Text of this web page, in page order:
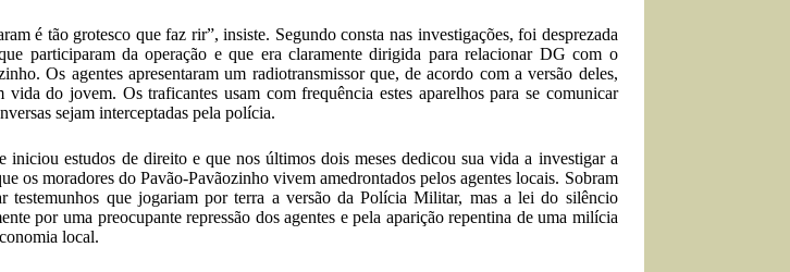
é tão grotesco que faz rir”, insiste. Segundo consta nas investigações, foi desprezada
participaram da operação e que era claramente dirigida para relacionar DGcom o
Os agentes apresentaram um radiotransmissor que, de acordo com a versão deles,
do jovem. Os traficantes usam com frequência estes aparelhos para se comunicar
sejam interceptadas pela polícia.
iniciou estudos de direito e que nos últimos dois meses dedicou sua vida a investigar a
os moradores do Pavão-Pavãozinhovivem amedrontados pelos agentes locais. Sobram
testemunhos que jogariam por terra a versão da Polícia Militar, mas a lei do silêncio
por uma preocupante repressão dos agentes e pela aparição repentina de uma milícia
local.